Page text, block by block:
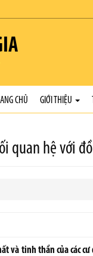
CHỦ GIỚI THIỆU
hệ với
và tinh thần của các